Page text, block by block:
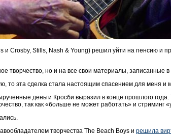
Crosby, Stills, Nash & Young) решил уйти на пенсию и
творчество, но и на все свои материалы, записанные
то эта сделка стала настоящим спасением для меня и
деньги Кросби выразил в конце прошлого года.
так как «больше не может работать» и стриминг
творчества The Beach Boys и решила